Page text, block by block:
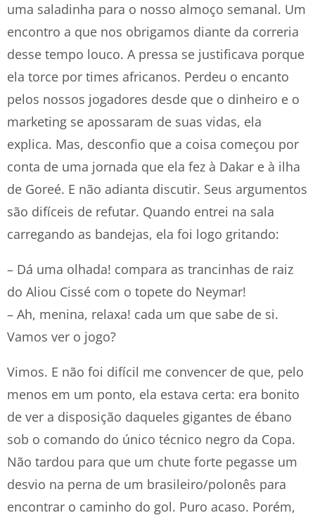
uma saladinha para o nosso almoço semanal. Um
encontro a que nos obrigamos diante da correria
desse tempo louco. A pressa se justificava porque
ela torce por times africanos. Perdeu o encanto
pelos nossos jogadores desde que o dinheiro e o
marketing se apossaram de suas vidas, ela
explica. Mas, desconfio que a coisa começou por
conta de uma jornada que ela fez à Dakar e à ilha
de Goreé. E não adianta discutir. Seus argumentos
são difíceis de refutar. Quando entrei na sala
carregando as bandejas, ela foi logo gritando:
– Dá uma olhada! compara as trancinhas de raiz
do Aliou Cissé com o topete do Neymar!
– Ah, menina, relaxa! cada um que sabe de si.
Vamos ver o jogo?
Vimos. E não foi difícil me convencer de que, pelo
menos em um ponto, ela estava certa: era bonito
de ver a disposição daqueles gigantes de ébano
sob o comando do único técnico negro da Copa.
Não tardou para que um chute forte pegasse um
desvio na perna de um brasileiro/polonês para
encontrar o caminho do gol. Puro acaso. Porém,